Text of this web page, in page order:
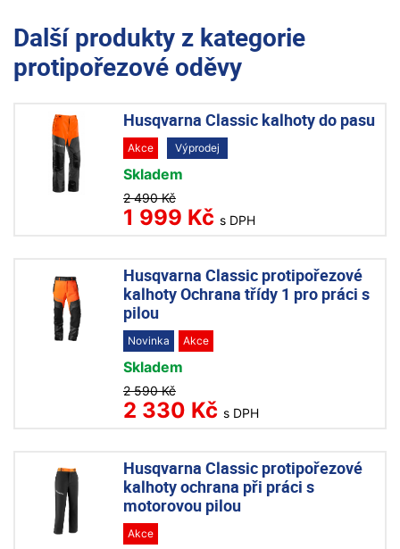
Další produkty z kategorie
protipořezové oděvy
Husqvarna Classic kalhoty do pasu
Akce Výprodej
Skladem
2 490 Kč
1 999 Kč s DPH
Husqvarna Classic protipořezové
kalhoty Ochrana třídy 1 pro práci s
pilou
Novinka Akce
Skladem
2 590 Kč
2 330 Kč s DPH
Husqvarna Classic protipořezové
kalhoty ochrana při práci s
motorovou pilou
Akce